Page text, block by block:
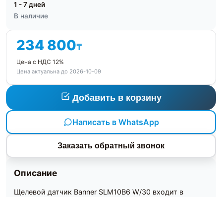
1 - 7 дней
В наличие
234 800₸
Цена с НДС 12%
Цена актуальна до 2026-10-09
Добавить в корзину
Написать в WhatsApp
Заказать обратный звонок
Описание
Щелевой датчик Banner SLM10B6 W/30 входит в